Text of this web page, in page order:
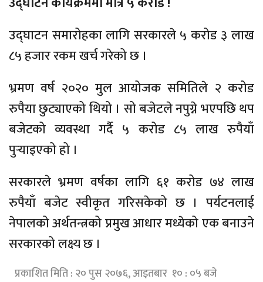
उद्घाटन समारोहका लागि सरकारले ५ करोड ३ लाख
८५ हजार रकम खर्च गरेको छ ।
भ्रमण वर्ष २०२० मुल आयोजक समितिले २ करोड
रुपैया छुट्याएको थियो । सो बजेटले नपुग्ने भएपछि थप
बजेटको व्यवस्था गर्दै ५ करोड ८५ लाख रुपैयाँ
पुर्‍याइएको हो ।
सरकारले भ्रमण वर्षका लागि ६१ करोड ७४ लाख
रुपैयाँ बजेट स्वीकृत गरिसकेको छ । पर्यटनलाई
नेपालको अर्थतन्त्रको प्रमुख आधार मध्येको एक बनाउने
सरकारको लक्ष्य छ ।
प्रकाशित मिति : २० पुस २०७६, आइतबार १० : ०५ बजे